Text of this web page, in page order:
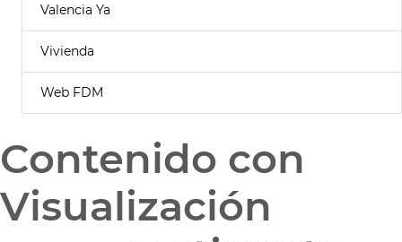
Valencia Ya
Vivienda
Web FDM
Contenido con
Visualización